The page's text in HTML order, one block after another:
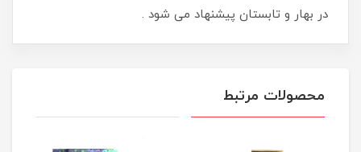
در بهار و تابستان پیشنهاد می شود .
محصولات مرتبط